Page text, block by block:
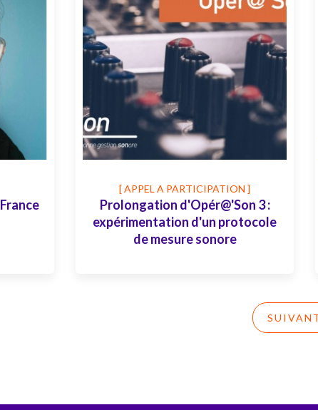
[ APPEL A PARTICIPATION ]
Prolongation d'Opér@'Son 3 :
expérimentation d'un protocole
de mesure sonore